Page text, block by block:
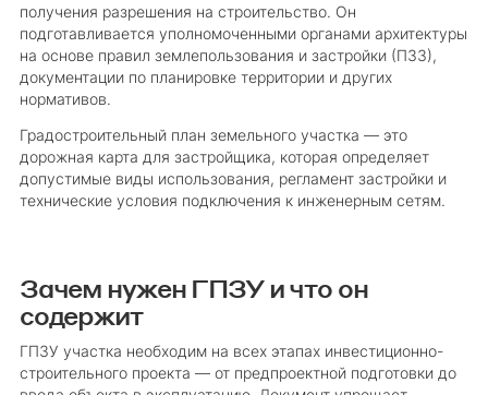
получения разрешения на строительство. Он
подготавливается уполномоченными органами архитектуры
на основе правил землепользования и застройки (ПЗЗ),
документации по планировке территории и других
нормативов.
Градостроительный план земельного участка — это
дорожная карта для застройщика, которая определяет
допустимые виды использования, регламент застройки и
технические условия подключения к инженерным сетям.
Зачем нужен ГПЗУ и что он
содержит
ГПЗУ участка необходим на всех этапах инвестиционно-
строительного проекта — от предпроектной подготовки до